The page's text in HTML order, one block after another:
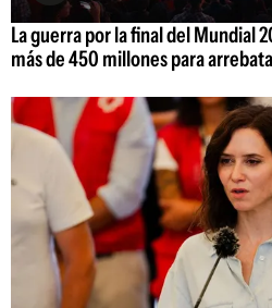
La guerra por la final del Mundial
más de 450 millones para